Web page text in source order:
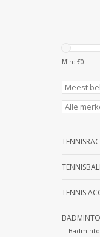
Min: €0
TENNIS